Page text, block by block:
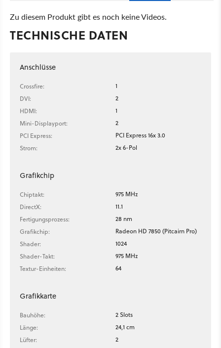
Zu diesem Produkt gibt es noch keine Videos.
TECHNISCHE DATEN
Anschlüsse
Crossfire:
1
DVI:
2
HDMI:
1
Mini-Displayport:
2
PCI Express:
PCI Express 16x 3.0
Strom:
2x 6-Pol
Grafikchip
Chiptakt:
975 MHz
DirectX:
11.1
Fertigungsprozess:
28 nm
Grafikchip:
Radeon HD 7850 (Pitcairn Pro)
Shader:
1024
Shader-Takt:
975 MHz
Textur-Einheiten:
64
Grafikkarte
Bauhöhe:
2 Slots
Länge:
24,1 cm
Lüfter:
2